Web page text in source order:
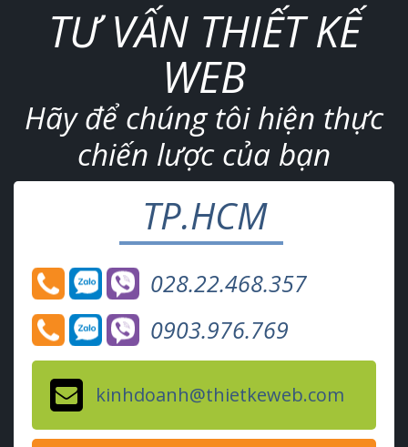
TƯ VẤN THIẾT KẾ
WEB
Hãy để chúng tôi hiện thực
chiến lược của bạn
TP.HCM
028.22.468.357
0903.976.769
kinhdoanh@thietkeweb.com